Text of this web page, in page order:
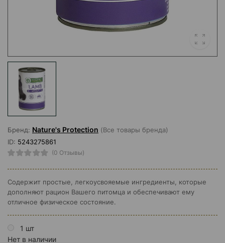
Бренд: Nature's Protection (Все товары бренда)
ID: 5243275861
(0 Отзывы)
Содержит простые, легкоусвояемые ингредиенты, которые
дополняют рацион Вашего питомца и обеспечивают ему
отличное физическое состояние.
1 шт
Нет в наличии